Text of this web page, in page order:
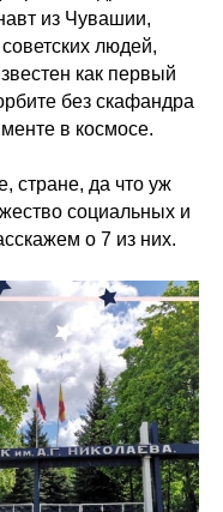
из Чувашии,
людей,
как первый
без скафандра
в космосе.
стране, да что уж
социальных и
о 7 из них.